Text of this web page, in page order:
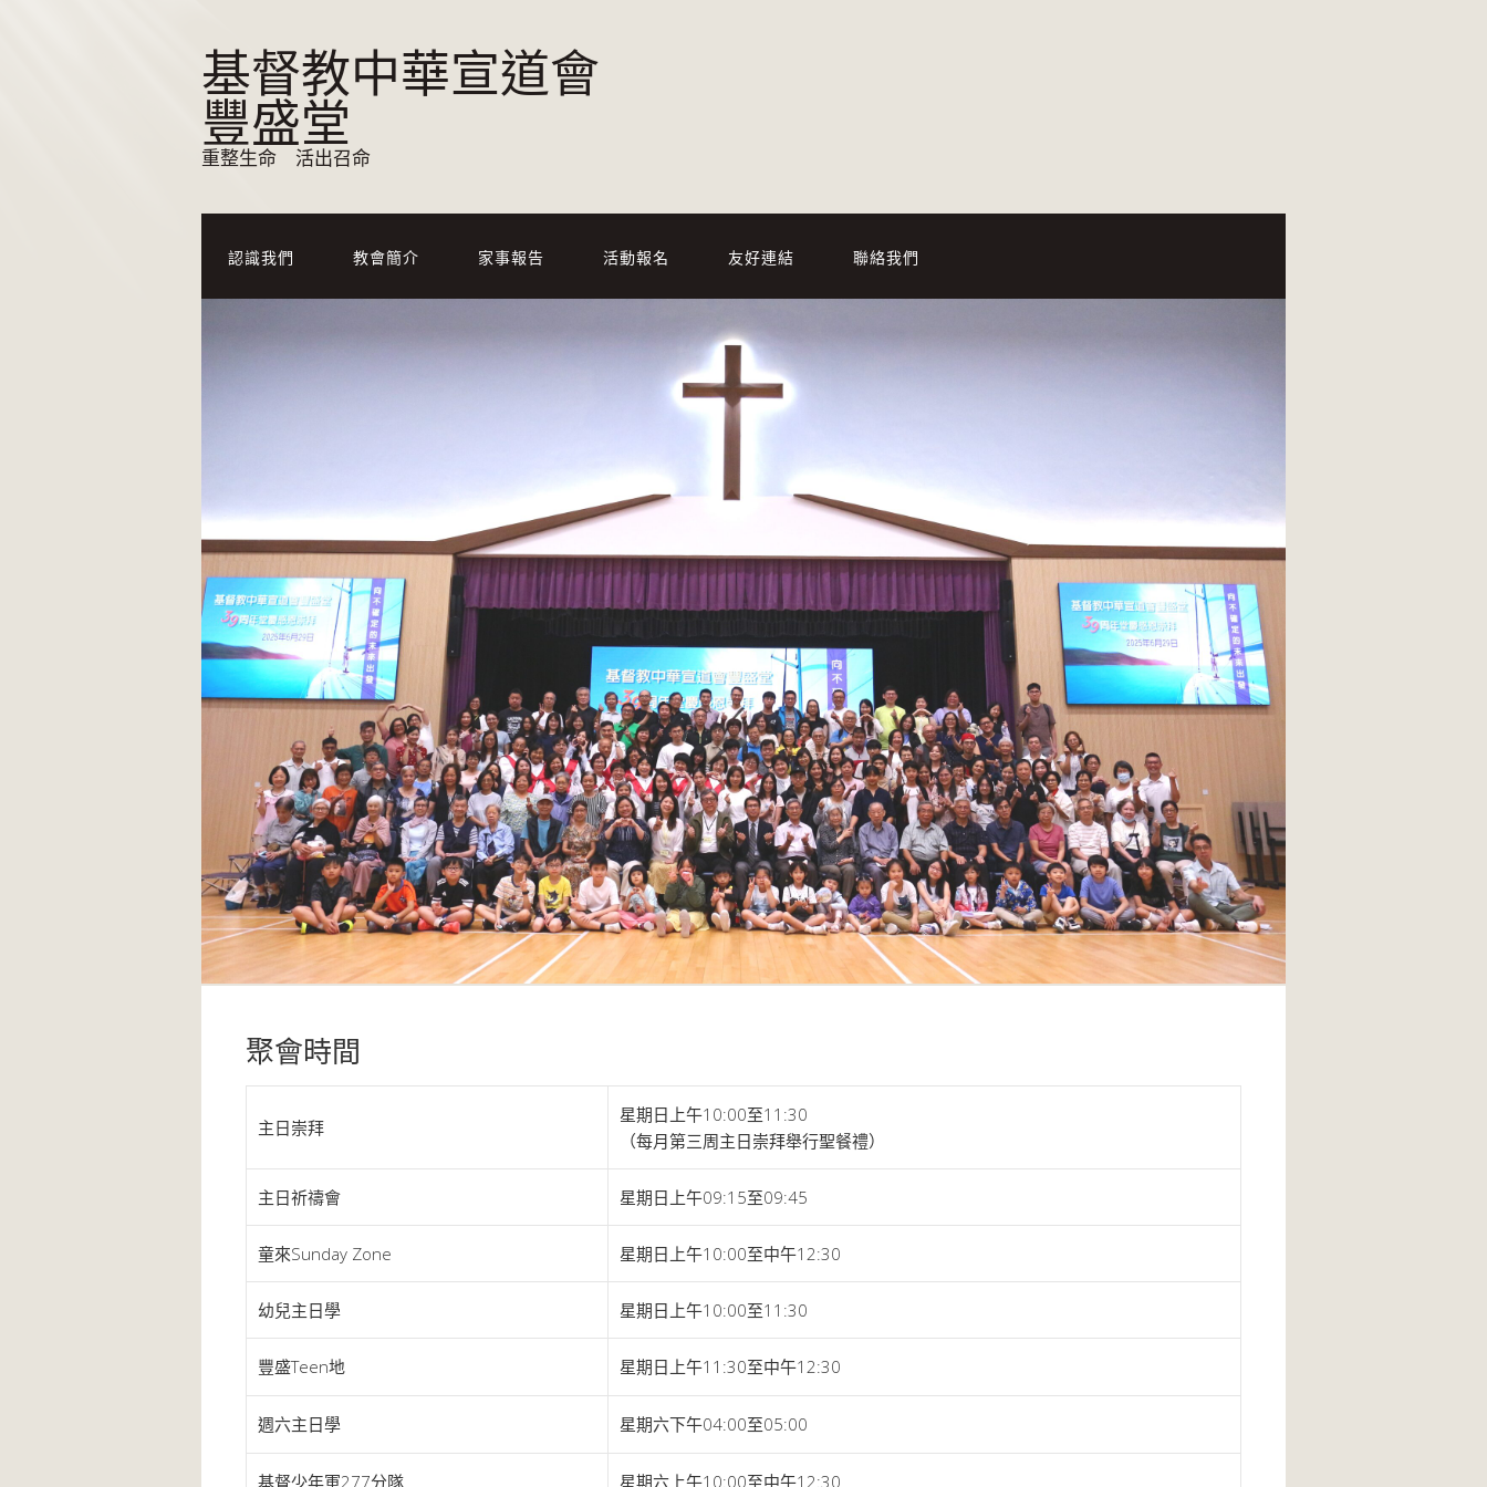
基督教中華宣道會
豐盛堂
重整生命 活出召命
認識我們 教會簡介 家事報告 活動報名 友好連結 聯絡我們
聚會時間
主日崇拜
星期日上午10:00至11:30
（每月第三周主日崇拜舉行聖餐禮）
主日祈禱會 星期日上午09:15至09:45
童來Sunday Zone 星期日上午10:00至中午12:30
幼兒主日學 星期日上午10:00至11:30
豐盛Teen地 星期日上午11:30至中午12:30
週六主日學 星期六下午04:00至05:00
基督少年軍277分隊 星期六上午10:00至中午12:30